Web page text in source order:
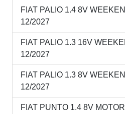
FIAT PALIO 1.4 8V
12/2027
FIAT PALIO 1.3 16V
12/2027
FIAT PALIO 1.3 8V
12/2027
FIAT PUNTO 1.4 8V